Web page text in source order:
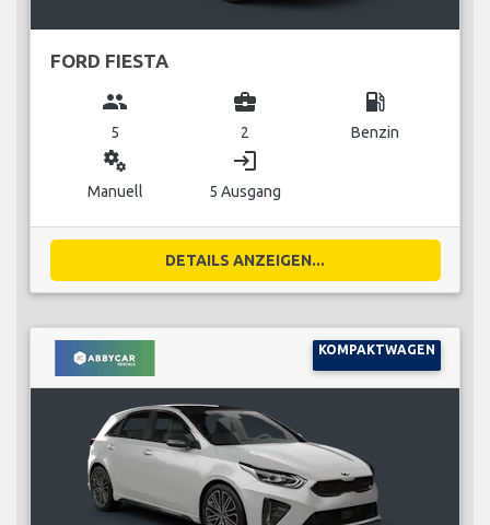
FORD FIESTA
group
5
business_center
2
local_gas_station
Benzin
miscellaneous_services
Manuell
login
5 Ausgang
DETAILS ANZEIGEN...
KOMPAKTWAGEN